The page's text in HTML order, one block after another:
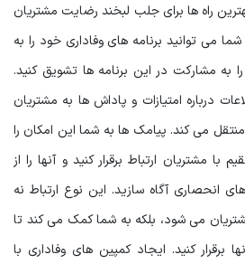
راه ها برای جلب لبخند رضایت مشتریان
می توانید برنامه های وفاداری خود را به
به مشارکت در این برنامه ها تشویق کنید.
درباره امتیازات و پاداش ها به مشتریان
می کند. پیامک ها به شما این امکان را
مشتریان ارتباط برقرار کنید و آنها را از
انحصاری آگاه سازید. این نوع ارتباط نه
می شود، بلکه به شما کمک می کند تا
برقرار کنید. ایجاد کمپین های وفاداری با